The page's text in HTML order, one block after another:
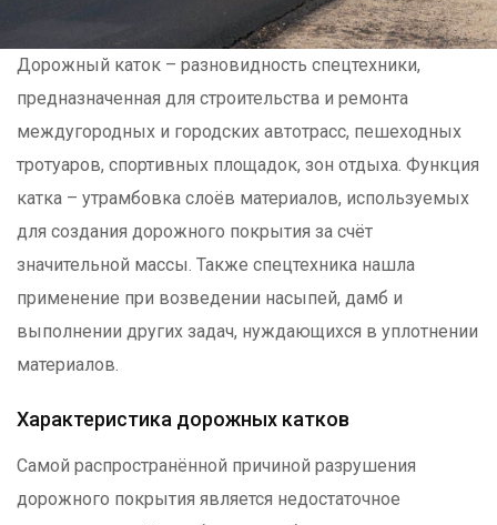
Дорожный каток – разновидность спецтехники,
предназначенная для строительства и ремонта
междугородных и городских автотрасс, пешеходных
тротуаров, спортивных площадок, зон отдыха. Функция
катка – утрамбовка слоёв материалов, используемых
для создания дорожного покрытия за счёт
значительной массы. Также спецтехника нашла
применение при возведении насыпей, дамб и
выполнении других задач, нуждающихся в уплотнении
материалов.
Характеристика дорожных катков
Самой распространённой причиной разрушения
дорожного покрытия является недостаточное